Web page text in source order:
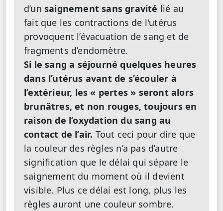
d’un saignement sans gravité lié au
fait que les contractions de l'utérus
provoquent l’évacuation de sang et de
fragments d’endomètre.
Si le sang a séjourné quelques heures
dans l’utérus avant de s’écouler à
l’extérieur, les « pertes » seront alors
brunâtres, et non rouges, toujours en
raison de l’oxydation du sang au
contact de l’air. Tout ceci pour dire que
la couleur des règles n’a pas d’autre
signification que le délai qui sépare le
saignement du moment où il devient
visible. Plus ce délai est long, plus les
règles auront une couleur sombre.